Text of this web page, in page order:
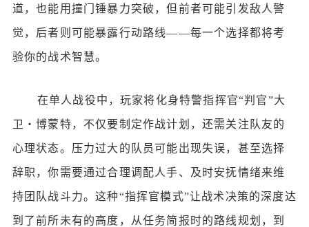
道，也能用撞门锤暴力突破，但前者可能引发敌人警
觉，后者则可能暴露行动路线——每一个选择都将考
验你的战术智慧。
在单人战役中，玩家将化身特警指挥官“判官”大
卫・博蒙特，不仅要制定作战计划，还需关注队友的
心理状态。压力过大的队员可能出现失误，甚至选择
辞职，你需要通过合理调配人手、及时安抚情绪来维
持团队战斗力。这种“指挥官模式”让战术决策的深度达
到了前所未有的高度，从任务简报时的路线规划，到